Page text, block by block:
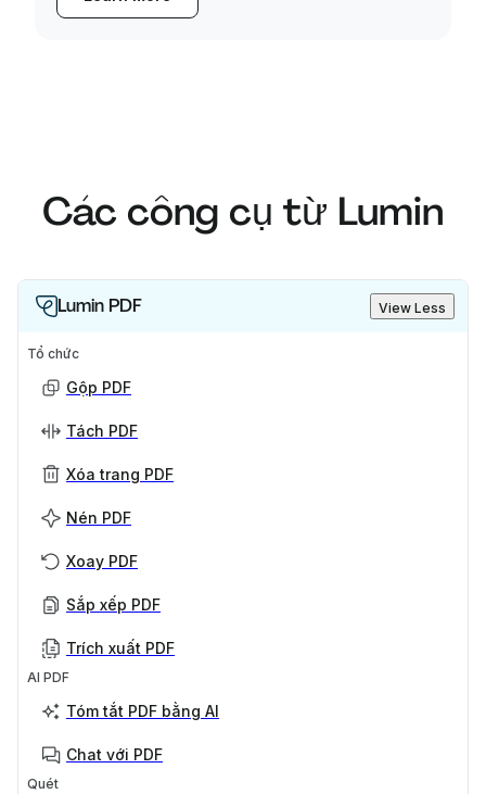
Các công cụ từ Lumin
Lumin PDF View Less
Tổ chức
Gộp PDF
Tách PDF
Xóa trang PDF
Nén PDF
Xoay PDF
Sắp xếp PDF
Trích xuất PDF
AI PDF
Tóm tắt PDF bằng AI
Chat với PDF
Quét